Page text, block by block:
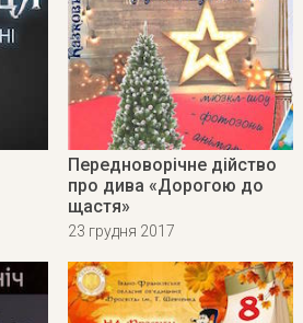
Передноворічне дійство
про дива «Дорогою до
щастя»
23 грудня 2017